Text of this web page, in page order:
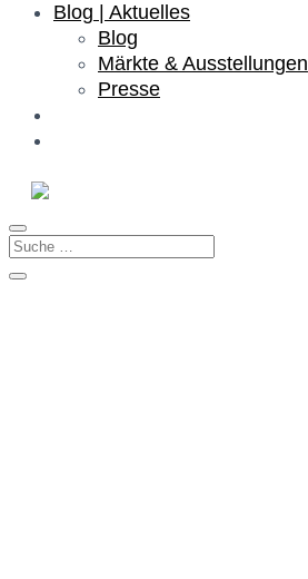
Blog | Aktuelles
Blog
Märkte & Ausstellungen
Presse